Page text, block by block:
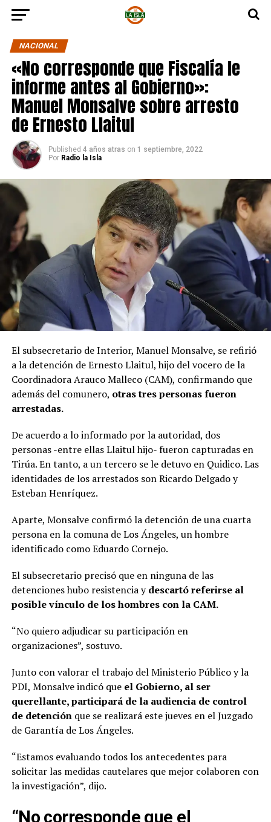
NACIONAL
«No corresponde que Fiscalía le
informe antes al Gobierno»:
Manuel Monsalve sobre arresto
de Ernesto Llaitul
Published 4 años atras on 1 septiembre, 2022
Por Radio la Isla
El subsecretario de Interior, Manuel Monsalve, se refirió
a la detención de Ernesto Llaitul, hijo del vocero de la
Coordinadora Arauco Malleco (CAM), confirmando que
además del comunero, otras tres personas fueron
arrestadas.
De acuerdo a lo informado por la autoridad, dos
personas -entre ellas Llaitul hijo- fueron capturadas en
Tirúa. En tanto, a un tercero se le detuvo en Quidico. Las
identidades de los arrestados son Ricardo Delgado y
Esteban Henríquez.
Aparte, Monsalve confirmó la detención de una cuarta
persona en la comuna de Los Ángeles, un hombre
identificado como Eduardo Cornejo.
El subsecretario precisó que en ninguna de las
detenciones hubo resistencia ydescartó referirse al
posible vínculo de los hombres con la CAM.
“No quiero adjudicar su participación en
organizaciones”, sostuvo.
Junto con valorar el trabajo del Ministerio Público y la
PDI, Monsalve indicó que el Gobierno, al ser
querellante, participará de la audiencia de control
de detenciónque se realizará este jueves en el Juzgado
de Garantía de Los Ángeles.
“Estamos evaluando todos los antecedentes para
solicitar las medidas cautelares que mejor colaboren con
la investigación”, dijo.
“No corresponde que el